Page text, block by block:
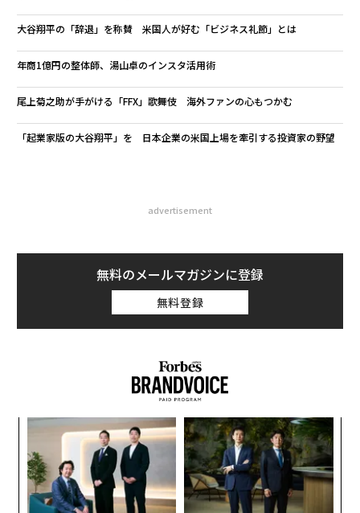
大谷翔平の「辞退」を称賛 米国人が好む「ビジネス礼節」とは
年商1億円の整体師、湯山卓のインスタ活用術
尾上菊之助が手がける「FFX」歌舞伎 海外ファンの心もつかむ
「起業家版の大谷翔平」を 日本企業の米国上場を牽引する投資家の野望
advertisement
無料のメールマガジンに登録
無料登録